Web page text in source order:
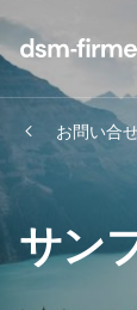
お問い合
サン